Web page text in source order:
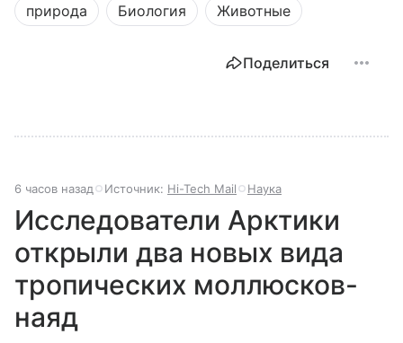
природа Биология Животные
Поделиться
6 часов назад Источник: Hi-Tech Mail Наука
Исследователи Арктики
открыли два новых вида
тропических моллюсков-
наяд